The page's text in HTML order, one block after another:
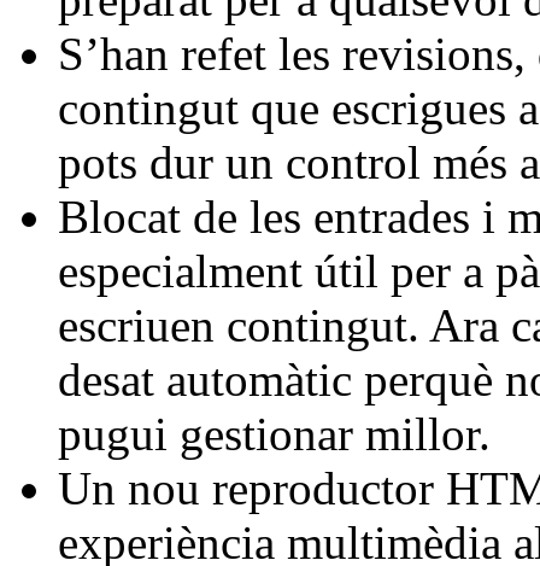
S’han refet les
contingut que escrigues
pots dur un control més
Blocat de les entrades i
especialment útil per a
escriuen contingut. Ara
desat automàtic perquè
pugui gestionar millor.
Un nou reproductor
experiència multimèdia